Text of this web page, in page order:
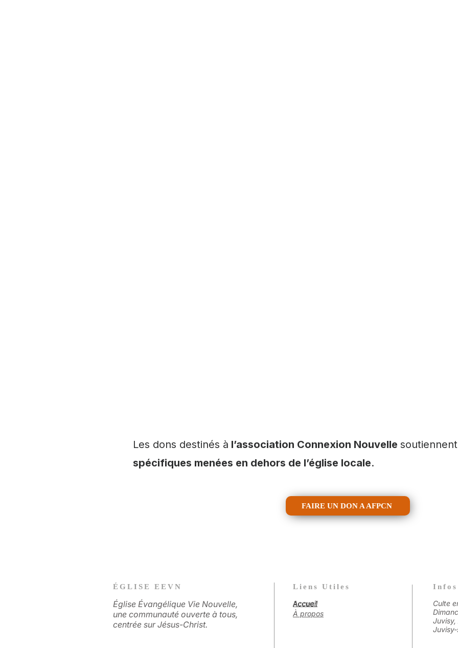
Les dons destinés à l’association Connexion Nouvelle
spécifiques menées en dehors de l’église locale.
FAIRE UN DON A AFPCN
ÉGLISE EEVN
Église Évangélique Vie Nouvelle,
une communauté ouverte à tous,
centrée sur Jésus-Christ.
Liens Utiles
Accueil
Accueil
À propos
Culte
Juvisy,